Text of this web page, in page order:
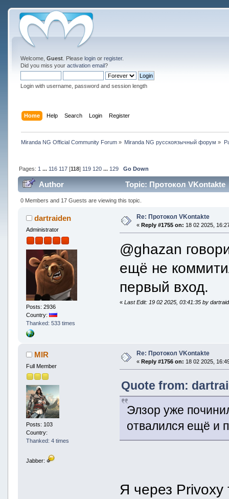
Welcome, Guest. Please loginor register.
Did you miss your activation email?
Login with username, password and session length
Home Help Search Login Register
Miranda NG Official Community Forum» Miranda NG русскоязычный форум »
Pages: 1 ... 116 117[118] 119 120 ... 129 Go Down
Author Topic: Протокол VKontakte
0 Members and 17 Guests are viewing this topic.
dartraiden
Administrator
Posts: 2936
Country:
Thanked: 533 times
Re: Протокол VKontakte
« Reply #1755 on: 18 02 2025,
@ghazan
ещё не
первый вход.
«Last Edit: 19 02 2025, 03:41:35 by
MIR
Full Member
Posts: 103
Country:
Thanked: 4 times
Jabber:
Re: Протокол VKontakte
« Reply #1756 on: 18 02 2025,
Quote from:
Элзор уже
отвалился ещё и
Я через